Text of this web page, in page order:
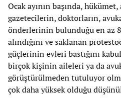
Ocak ayının başında,
gazetecilerin, doktorların,
önderlerinin bulunduğu en az
alındığını ve saklanan
güçlerinin evleri bastığını
birçok kişinin aileleri ya da
görüştürülmeden tutuluyor
çok daha yüksek olduğu